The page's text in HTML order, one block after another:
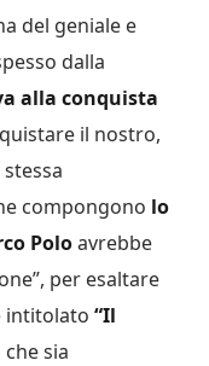
del geniale e
dalla
alla conquista
il nostro,
compongono lo
Poloavrebbe
per esaltare
intitolato “Il
sia